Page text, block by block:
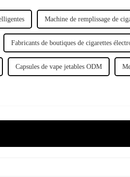
Machine de remplissage de
Fabricants de boutiques de cigarettes
Capsules de vape jetables ODM